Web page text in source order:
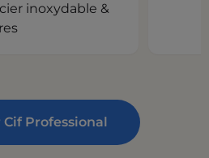
inoxydable &
Professional